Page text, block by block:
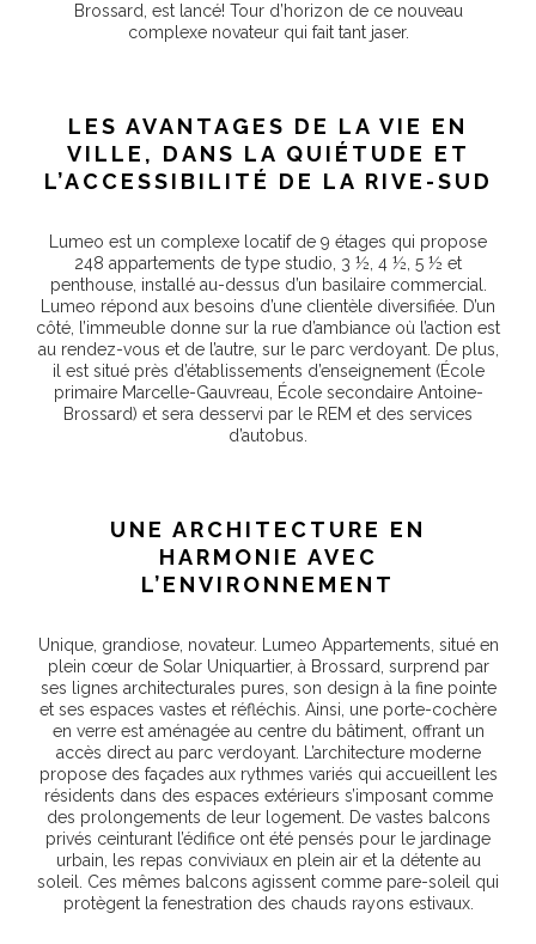
Brossard, est lancé! Tour d’horizon de ce nouveau
complexe novateur qui fait tant jaser.
LES AVANTAGES DE LA VIE EN
VILLE, DANS LA QUIÉTUDE ET
L’ACCESSIBILITÉ DE LA RIVE-SUD
Lumeo est un complexe locatif de 9 étages qui propose
248 appartements de type studio, 3 ½, 4 ½, 5 ½ et
penthouse, installé au-dessus d’un basilaire commercial.
Lumeo répond aux besoins d’une clientèle diversifiée. D’un
côté, l’immeuble donne sur la rue d’ambiance où l’action est
au rendez-vous et de l’autre, sur le parc verdoyant. De plus,
il est situé près d’établissements d’enseignement (École
primaire Marcelle-Gauvreau, École secondaire Antoine-
Brossard) et sera desservi par le REM et des services
d’autobus.
UNE ARCHITECTURE EN
HARMONIE AVEC
L’ENVIRONNEMENT
Unique, grandiose, novateur. Lumeo Appartements, situé en
plein cœur de Solar Uniquartier, à Brossard, surprend par
ses lignes architecturales pures, son design à la fine pointe
et ses espaces vastes et réfléchis. Ainsi, une porte-cochère
en verre est aménagée au centre du bâtiment, offrant un
accès direct au parc verdoyant. L’architecture moderne
propose des façades aux rythmes variés qui accueillent les
résidents dans des espaces extérieurs s’imposant comme
des prolongements de leur logement. De vastes balcons
privés ceinturant l’édifice ont été pensés pour le jardinage
urbain, les repas conviviaux en plein air et la détente au
soleil. Ces mêmes balcons agissent comme pare-soleil qui
protègent la fenestration des chauds rayons estivaux.